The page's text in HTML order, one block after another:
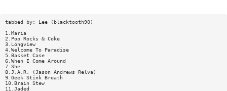
tabbed by: Lee (blacktooth90)
1.Maria
2.Pop Rocks & Coke
3.Longview
4.Welcome To Paradise
5.Basket Case
6.When I Come Around
7.She
8.J.A.R. (Jason Andrews Relva)
9.Geek Stink Breath
10.Brain Stew
11.Jaded